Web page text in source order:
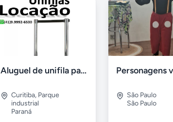
Aluguel de unifila para Eventos em Curitiba-Pr
Curitiba, Parque
industrial
Paraná
São Paulo
São Paulo